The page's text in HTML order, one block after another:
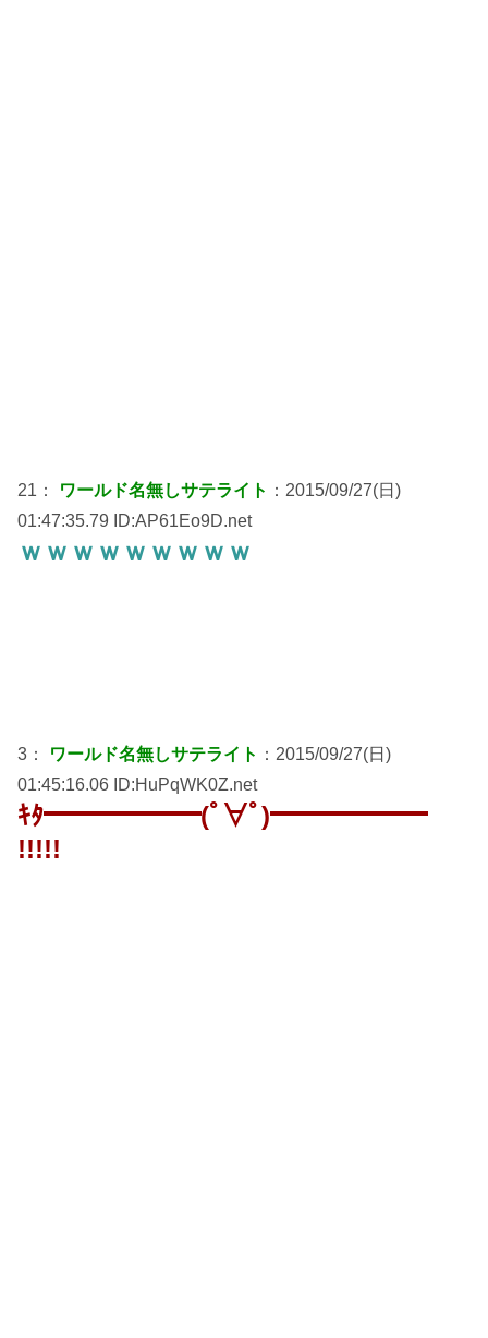
21： ワールド名無しサテライト ：2015/09/27(日)
01:47:35.79 ID:AP61Eo9D.net
ｗｗｗｗｗｗｗｗｗ
3： ワールド名無しサテライト ：2015/09/27(日)
01:45:16.06 ID:HuPqWK0Z.net
ｷﾀ━━━━━━(ﾟ∀ﾟ)━━━━━━
!!!!!